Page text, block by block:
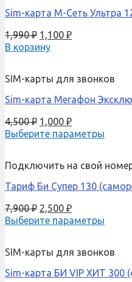
Sim-карта М-Сеть Ультра
1,990₽ 1,100 ₽
В корзину
SIM-карты для звонков
Sim-карта Мегафон
4,500₽ 1,000 ₽
Выберите параметры
Подключить на свой
Тариф Би Супер 130
7,900₽ 2,500 ₽
Выберите параметры
SIM-карты для звонков
Sim-карта БИ VIP ХИТ 300